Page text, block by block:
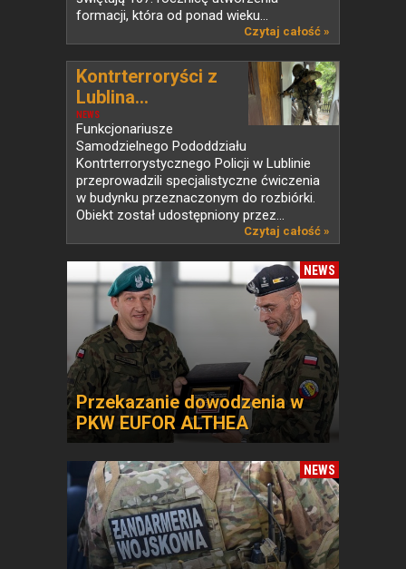
formacji, która od ponad wieku...
Czytaj całość »
NEWS
Kontrterroryści z
Lublina...
Funkcjonariusze
Samodzielnego Pododdziału
Kontrterrorystycznego Policji w Lublinie
przeprowadzili specjalistyczne ćwiczenia
w budynku przeznaczonym do rozbiórki.
Obiekt został udostępniony przez...
Czytaj całość »
NEWS
Przekazanie dowodzenia w
PKW EUFOR ALTHEA
NEWS